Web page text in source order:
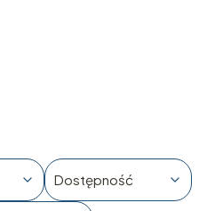
Dostępność